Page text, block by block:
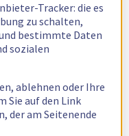
Tracker: die es
zu schalten,
bestimmte Daten
sozialen
ablehnen oder Ihre
Sie auf den Link
der am Seitenende